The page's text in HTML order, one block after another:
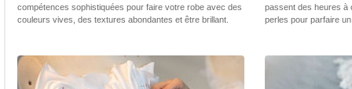
compétences sophistiquées pour faire votre robe avec des
couleurs vives, des textures abondantes et être brillant.
passent des heures à
perles pour parfaire